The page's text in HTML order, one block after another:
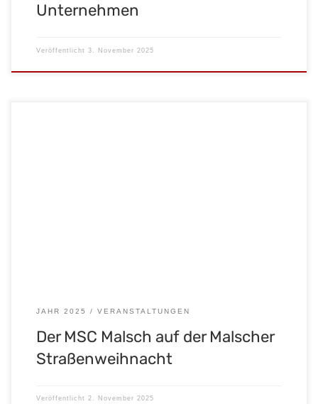
Unternehmen
Veröffentlicht 3. November 2025
JAHR 2025 VERANSTALTUNGEN
Der MSC Malsch auf der Malscher
Straßenweihnacht
Veröffentlicht 2. November 2025